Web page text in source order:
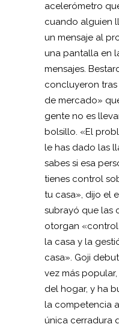
acelerómetro
cuando alguien
un mensaje al
una pantalla en
mensajes.
concluyeron
de mercado»
gente no es
bolsillo. «El
le has dado las
sabes si esa
tienes control
tu casa», dijo el
subrayó que las
otorgan
la casa y la
casa». Goji
vez más
del hogar, y ha
la competencia
única cerradura